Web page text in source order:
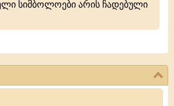
სიმბოლოები არის ჩადებული